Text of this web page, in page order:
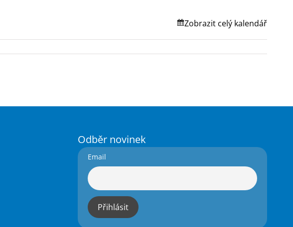
Zobrazit celý kalendář
Odběr novinek
Email